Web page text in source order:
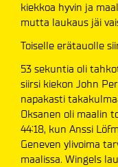
kiekkoa hyvin ja
mutta laukaus jäi
Toiselle erätauolle
53 sekuntia oli
siirsi kiekon John
napakasti
Oksanen oli maalin
44:18, kun Anssi
Geneven ylivoima
maalissa. Wingels